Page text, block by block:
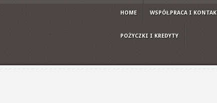
HOME WSPÓŁPRACA I
POŻYCZKI I KREDYTY